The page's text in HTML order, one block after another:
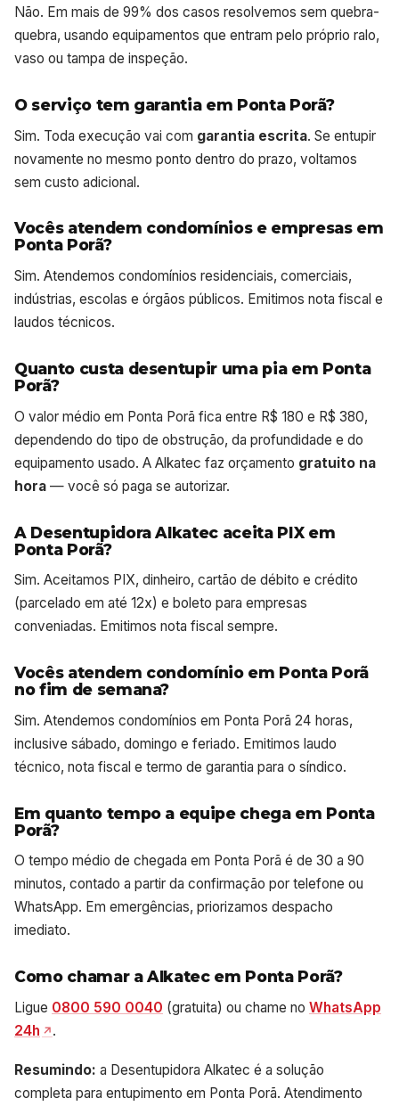
Não. Em mais de 99% dos casos resolvemos sem quebra-
quebra, usando equipamentos que entram pelo próprio ralo,
vaso ou tampa de inspeção.
O serviço tem garantia em Ponta Porã?
Sim. Toda execução vai com garantia escrita. Se entupir
novamente no mesmo ponto dentro do prazo, voltamos
sem custo adicional.
Vocês atendem condomínios e empresas em
Ponta Porã?
Sim. Atendemos condomínios residenciais, comerciais,
indústrias, escolas e órgãos públicos. Emitimos nota fiscal e
laudos técnicos.
Quanto custa desentupir uma pia em Ponta
Porã?
O valor médio em Ponta Porã fica entre R$ 180 e R$ 380,
dependendo do tipo de obstrução, da profundidade e do
equipamento usado. A Alkatec faz orçamento gratuito na
hora — você só paga se autorizar.
A Desentupidora Alkatec aceita PIX em
Ponta Porã?
Sim. Aceitamos PIX, dinheiro, cartão de débito e crédito
(parcelado em até 12x) e boleto para empresas
conveniadas. Emitimos nota fiscal sempre.
Vocês atendem condomínio em Ponta Porã
no fim de semana?
Sim. Atendemos condomínios em Ponta Porã 24 horas,
inclusive sábado, domingo e feriado. Emitimos laudo
técnico, nota fiscal e termo de garantia para o síndico.
Em quanto tempo a equipe chega em Ponta
Porã?
O tempo médio de chegada em Ponta Porã é de 30 a 90
minutos, contado a partir da confirmação por telefone ou
WhatsApp. Em emergências, priorizamos despacho
imediato.
Como chamar a Alkatec em Ponta Porã?
Ligue 0800 590 0040 (gratuita) ou chame no WhatsApp
24h
.
Resumindo: a Desentupidora Alkatec é a solução
completa para entupimento em Ponta Porã. Atendimento